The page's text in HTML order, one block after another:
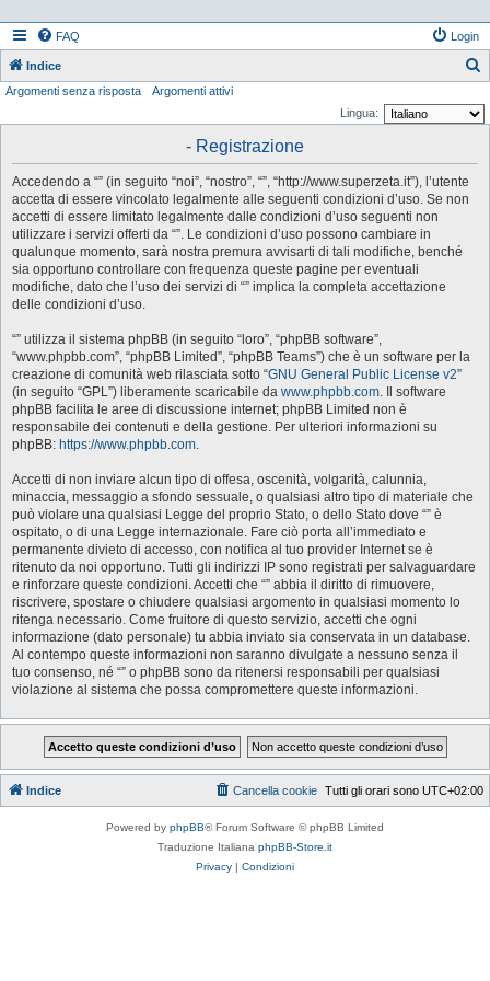
FAQ Login
Indice
Argomenti senza risposta
Argomenti attivi
Lingua:
- Registrazione
Accedendo a “” (in seguito “noi”, “nostro”, “”, “http://www.superzeta.it”), l’utente
accetta di essere vincolato legalmente alle seguenti condizioni d’uso. Se non
accetti di essere limitato legalmente dalle condizioni d’uso seguenti non
utilizzare i servizi offerti da “”. Le condizioni d’uso possono cambiare in
qualunque momento, sarà nostra premura avvisarti di tali modifiche, benché
sia opportuno controllare con frequenza queste pagine per eventuali
modifiche, dato che l’uso dei servizi di “” implica la completa accettazione
delle condizioni d’uso.
“” utilizza il sistema phpBB (in seguito “loro”, “phpBB software”,
“www.phpbb.com”, “phpBB Limited”, “phpBB Teams”) che è un software per la
creazione di comunità web rilasciata sotto “GNU General Public License v2”
(in seguito “GPL”) liberamente scaricabile da www.phpbb.com. Il software
phpBB facilita le aree di discussione internet; phpBB Limited non è
responsabile dei contenuti e della gestione. Per ulteriori informazioni su
phpBB: https://www.phpbb.com.
Accetti di non inviare alcun tipo di offesa, oscenità, volgarità, calunnia,
minaccia, messaggio a sfondo sessuale, o qualsiasi altro tipo di materiale che
può violare una qualsiasi Legge del proprio Stato, o dello Stato dove “” è
ospitato, o di una Legge internazionale. Fare ciò porta all’immediato e
permanente divieto di accesso, con notifica al tuo provider Internet se è
ritenuto da noi opportuno. Tutti gli indirizzi IP sono registrati per salvaguardare
e rinforzare queste condizioni. Accetti che “” abbia il diritto di rimuovere,
riscrivere, spostare o chiudere qualsiasi argomento in qualsiasi momento lo
ritenga necessario. Come fruitore di questo servizio, accetti che ogni
informazione (dato personale) tu abbia inviato sia conservata in un database.
Al contempo queste informazioni non saranno divulgate a nessuno senza il
tuo consenso, né “” o phpBB sono da ritenersi responsabili per qualsiasi
violazione al sistema che possa compromettere queste informazioni.
Indice Tutti gli orari sono UTC+02:00
Cancella cookie
Powered by phpBB® Forum Software © phpBB Limited
Traduzione Italiana phpBB-Store.it
Privacy | Condizioni